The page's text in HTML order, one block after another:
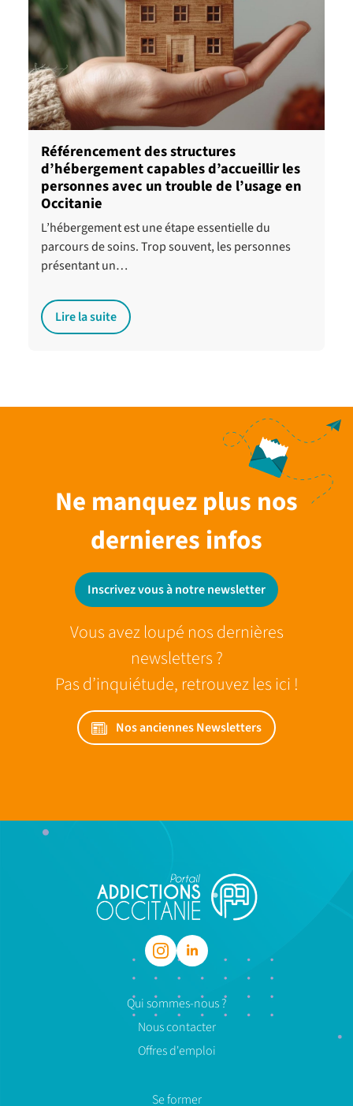
Référencement des structures
d’hébergement capables d’accueillir les
personnes avec un trouble de l’usage en
Occitanie
L’hébergement est une étape essentielle du
parcours de soins. Trop souvent, les personnes
présentant un…
Lire la suite
Ne manquez plus nos
dernieres infos
Inscrivez vous à notre newsletter
Vous avez loupé nos dernières
newsletters ?
Pas d’inquiétude, retrouvez les ici !
Nos anciennes Newsletters
Qui sommes-nous ?
Nous contacter
Offres d'emploi
Se former